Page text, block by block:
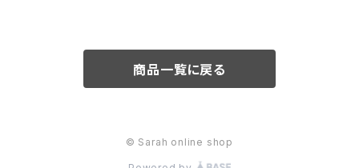
商品一覧に戻る
© Sarah online shop